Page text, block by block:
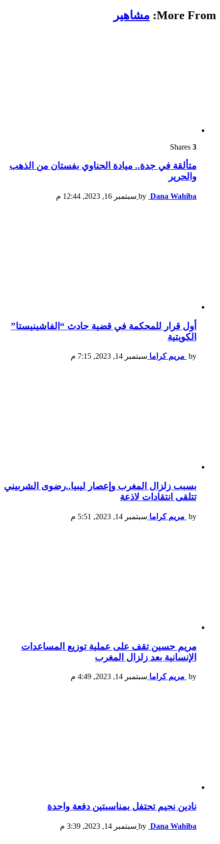
More From: مشاهير
3
متألقة في جدة.. ميادة الحناوي بفستان من الذهب
والحرير
by Dana Wahiba سبتمبر 16, 2023, 12:44 م
أول قرار للمحكمة في قضية حادث “الفاشينيستا”
الكويتية
by مريم كراما سبتمبر 14, 2023, 7:15 م
بسبب زلزال المغرب وإعصار ليبيا..رضوى الشربيني
تتلقى انتقادات لاذعة
by مريم كراما سبتمبر 14, 2023, 5:51 م
مريم حسين تقف على عملية توزيع المساعدات
الإنسانية بعد زلزال المغرب
by مريم كراما سبتمبر 14, 2023, 4:49 م
نادين نجيم تحتفل بمناسبتين دفعة واحدة
by Dana Wahiba سبتمبر 14, 2023, 3:39 م